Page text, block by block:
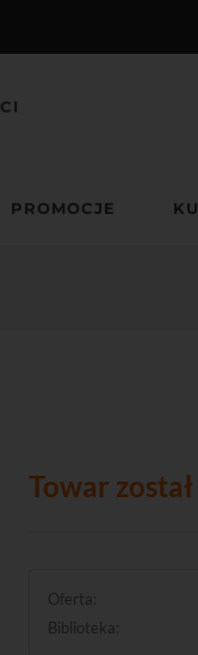
PROMOCJE
Towar
Oferta:
Biblioteka: